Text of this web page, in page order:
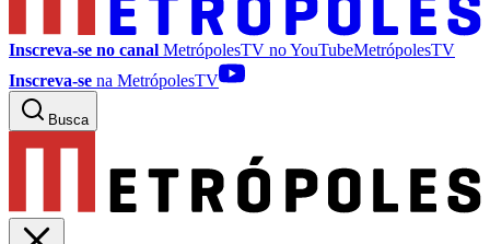
Inscreva-se no canal MetrópolesTV noYouTubeMetrópolesTV
Inscreva-se na MetrópolesTV
Busca